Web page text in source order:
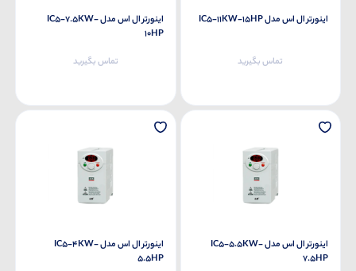
اینورتر ال اس مدل IC5-11KW-15HP
تماس بگیرید
اینورتر ال اس مدل IC5-7.5KW-
10HP
تماس بگیرید
اینورتر ال اس مدل IC5-5.5KW-
7.5HP
اینورتر ال اس مدل IC5-4KW-
5.5HP